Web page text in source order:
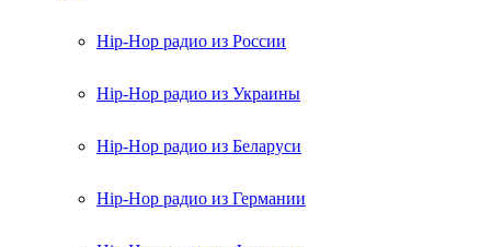
Hip-Hop радио из России
Hip-Hop радио из Украины
Hip-Hop радио из Беларуси
Hip-Hop радио из Германии